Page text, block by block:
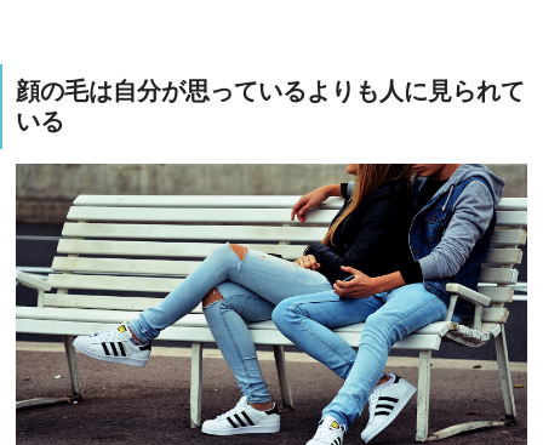
顔の毛は自分が思っているよりも人に見られて
いる